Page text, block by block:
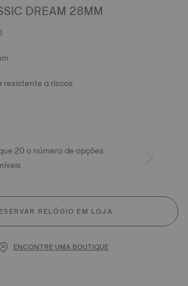
DREAM 28MM
resistente a riscos
20 o número de opções
RELÓGIO EM LOJA
ENCONTRE UMA BOUTIQUE